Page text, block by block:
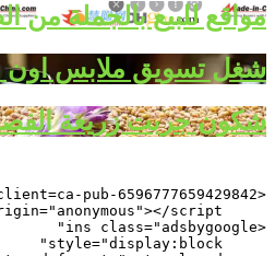
مواقع للبيع بالجملة من
شغل تسويق ملابس اون
شكون جربت زريعة